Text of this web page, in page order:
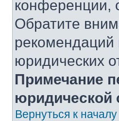
конференции,
Обратите
рекомендаций
юридических
Примечание
юридической
Вернуться к началу